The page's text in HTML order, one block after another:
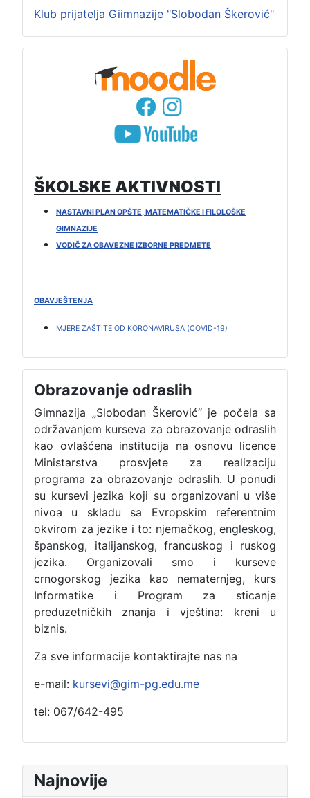
Najnovije
Klub prijatelja Giimnazije "Slobodan Škerović"
ŠKOLSKE AKTIVNOSTI
NASTAVNI PLAN OPŠTE, MATEMATIČKE I FILOLOŠKE
GIMNAZIJE
VODIČ ZA OBAVEZNE IZBORNE PREDMETE
OBAVJEŠTENJA
MJERE ZAŠTITE OD KORONAVIRUSA (COVID-19)
Obrazovanje odraslih
Gimnazija „Slobodan Škerović“ je počela sa
održavanjem kurseva za obrazovanje odraslih
kao ovlašćena institucija na osnovu licence
Ministarstva prosvjete za realizaciju
programa za obrazovanje odraslih. U ponudi
su kursevi jezika koji su organizovani u više
nivoa u skladu sa Evropskim referentnim
okvirom za jezike i to: njemačkog, engleskog,
španskog, italijanskog, francuskog i ruskog
jezika. Organizovali smo i kurseve
crnogorskog jezika kao nematernjeg, kurs
Informatike i Program za sticanje
preduzetničkih znanja i vještina: kreni u
biznis.
Za sve informacije kontaktirajte nas na
e-mail: kursevi@gim-pg.edu.me
tel: 067/642-495